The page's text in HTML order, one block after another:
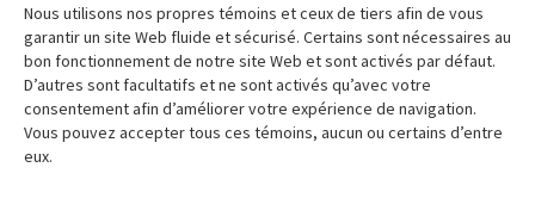
Salle de presse
Ressources
Articles
Support
Social
Media
Global
FR
Nous utilisons nos propres témoins et ceux de tiers afin de vous
garantir un site Web fluide et sécurisé. Certains sont nécessaires au
bon fonctionnement de notre site Web et sont activés par défaut.
D’autres sont facultatifs et ne sont activés qu’avec votre
consentement afin d’améliorer votre expérience de navigation.
Vous pouvez accepter tous ces témoins, aucun ou certains d’entre
eux.